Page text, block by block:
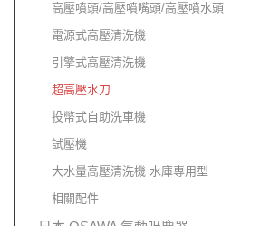
高壓噴頭/高壓噴嘴頭/高壓噴水頭
電源式高壓清洗機
引擎式高壓清洗機
超高壓水刀
投幣式自助洗車機
試壓機
大水量高壓清洗機-水庫專用型
相關配件